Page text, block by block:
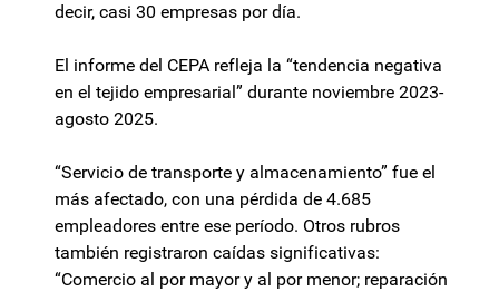
decir, casi 30 empresas por día.
El informe del CEPA refleja la “tendencia negativa
en el tejido empresarial” durante noviembre 2023-
agosto 2025.
“Servicio de transporte y almacenamiento” fue el
más afectado, con una pérdida de 4.685
empleadores entre ese período. Otros rubros
también registraron caídas significativas:
“Comercio al por mayor y al por menor; reparación